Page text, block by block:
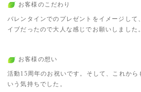
お客様のこだわり
バレンタインでのプレゼントをイメージして
イブだったので大人な感じでお願いしました。
お客様の想い
活動15周年のお祝いです。そして、これから
いう気持ちでした。